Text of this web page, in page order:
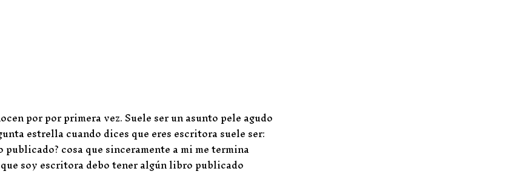
por por primera vez. Suele ser un asunto pele agudo
estrella cuando dices que eres escritora suele ser:
cosa que sinceramente a mi me termina
soy escritora debo tener algún libro publicado